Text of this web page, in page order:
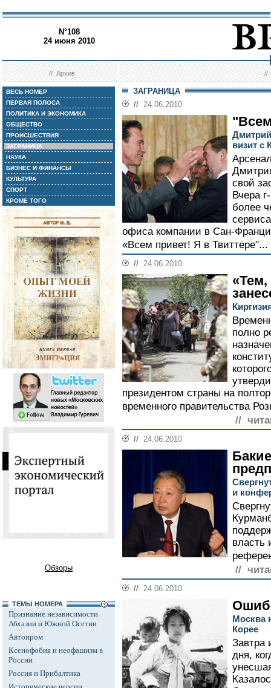
N°108
24 июня 2010
//Архив //
ВЕСЬ НОМЕР
ПЕРВАЯ ПОЛОСА
ПОЛИТИКА И ЭКОНОМИКА
ОБЩЕСТВО
ПРОИСШЕСТВИЯ
ЗАГРАНИЦА
НАУКА
БИЗНЕС И ФИНАНСЫ
КУЛЬТУРА
СПОРТ
КРОМЕ ТОГО
Обзоры
ТЕМЫ НОМЕРА
Признание независимости
Абхазии и Южной Осетии
Автопром
Ксенофобия и неофашизм в
России
Россия и Прибалтика
ЗАГРАНИЦА
// 24.06.2010
визит с
свой
Вчера
более
офиса компании в Сан-
«Всем привет! Я в Твиттере"...
// 24.06.2010
полно
президентом страны на
временного правительства
//
// 24.06.2010
и
власть
//
// 24.06.2010
Москва
Корее
Завтра
дня,